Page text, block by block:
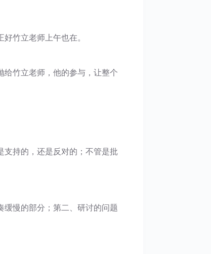
竹立老师上午也在。
给竹立老师，他的参与，让整个
支持的，还是反对的；不管是批
缓慢的部分；第二、研讨的问题